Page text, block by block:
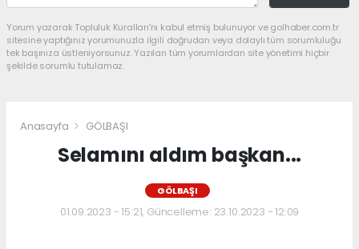
Yorum yazarak Topluluk Kuralları’nı kabul etmiş bulunuyor ve golhaber.com.tr
sitesine yaptığınız yorumunuzla ilgili doğrudan veya dolaylı tüm sorumluluğu
tek başınıza üstleniyorsunuz. Yazılan tüm yorumlardan site yönetimi hiçbir
şekilde sorumlu tutulamaz.
Anasayfa GÖLBAŞI
Selamını aldım başkan...
GÖLBAŞI
01.09.2023 - 15:21, Güncelleme: 23.10.2023 - 12:09